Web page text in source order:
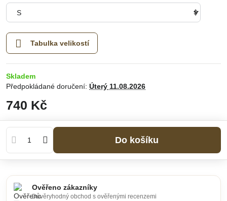
Tabulka velikostí
Skladem
Předpokládané doručení: Úterý 11.08.2026
740 Kč
Do košíku
Ověřeno zákazníky
Důvěryhodný obchod s ověřenými recenzemi